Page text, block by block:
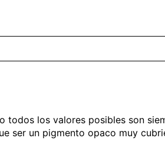
todos los valores posibles son
ser un pigmento opaco muy